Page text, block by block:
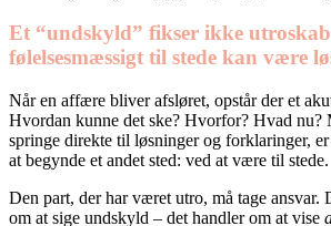
Et “undskyld” fikser ikke
følelsesmæssigt til stede kan være
Når en affære bliver afsløret, opstår der et
Hvordan kunne det ske? Hvorfor? Hvad nu?
springe direkte til løsninger og forklaringer,
at begynde et andet sted: ved at være til stede.
Den part, der har været utro, må tage ansvar.
om at sige undskyld – det handler om at vise